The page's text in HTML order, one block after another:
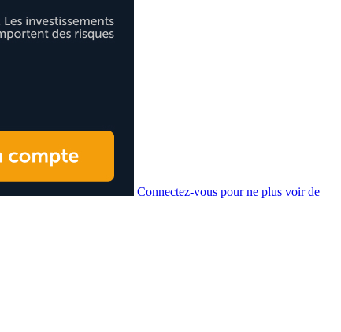
Connectez-vous pour ne plus voir de